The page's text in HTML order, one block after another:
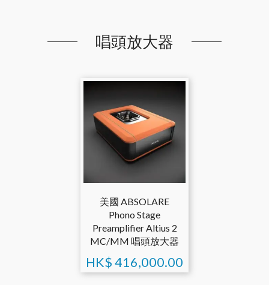
唱頭放大器
美國 ABSOLARE
Phono Stage
Preamplifier Altius 2
MC/MM 唱頭放大器
HK$416,000.00